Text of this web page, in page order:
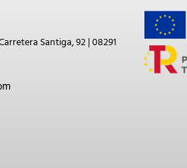
Santiga, 92 | 08291